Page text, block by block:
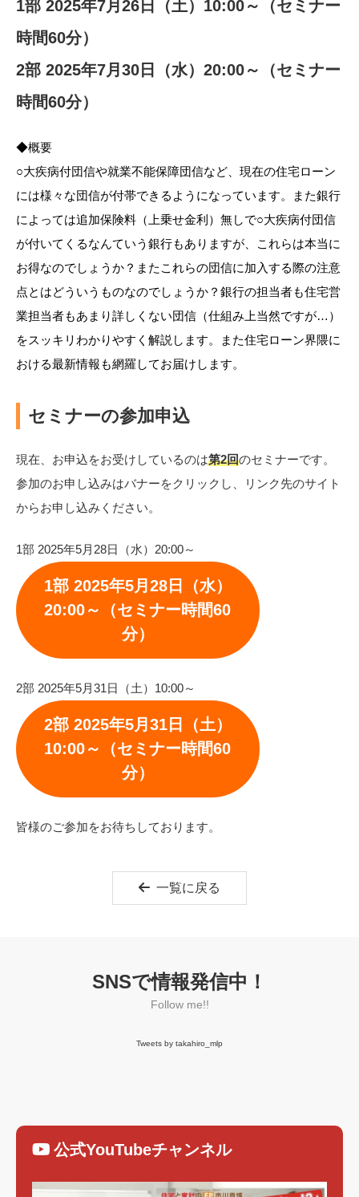
1部 2025年7月26日（土）10:00～（セミナー
時間60分）
2部 2025年7月30日（水）20:00～（セミナー
時間60分）
◆概要
○大疾病付団信や就業不能保障団信など、現在の住宅ローン
には様々な団信が付帯できるようになっています。また銀行
によっては追加保険料（上乗せ金利）無しで○大疾病付団信
が付いてくるなんていう銀行もありますが、これらは本当に
お得なのでしょうか？またこれらの団信に加入する際の注意
点とはどういうものなのでしょうか？銀行の担当者も住宅営
業担当者もあまり詳しくない団信（仕組み上当然ですが…）
をスッキリわかりやすく解説します。また住宅ローン界隈に
おける最新情報も網羅してお届けします。
セミナーの参加申込
現在、お申込をお受けしているのは第2回のセミナーです。
参加のお申し込みはバナーをクリックし、リンク先のサイト
からお申し込みください。
1部 2025年5月28日（水）20:00～
1部 2025年5月28日（水）
20:00～（セミナー時間60
分）
2部 2025年5月31日（土）10:00～
2部 2025年5月31日（土）
10:00～（セミナー時間60
分）
皆様のご参加をお待ちしております。
一覧に戻る
SNSで情報発信中！
Follow me!!
Tweets by takahiro_mlp
公式YouTubeチャンネル